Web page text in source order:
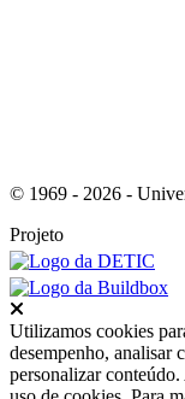
© 1969 - 2026 -
Projeto
Utilizamos cookies
desempenho, analisar
personalizar